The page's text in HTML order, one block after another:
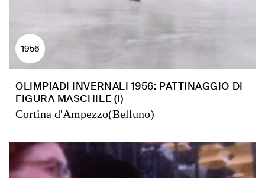
1956
OLIMPIADI INVERNALI 1956: PATTINAGGIO DI
FIGURA MASCHILE (1)
Cortina d'Ampezzo(Belluno)